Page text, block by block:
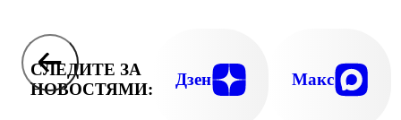
СЛЕДИТЕ ЗА
НОВОСТЯМИ:
Дзен Макс